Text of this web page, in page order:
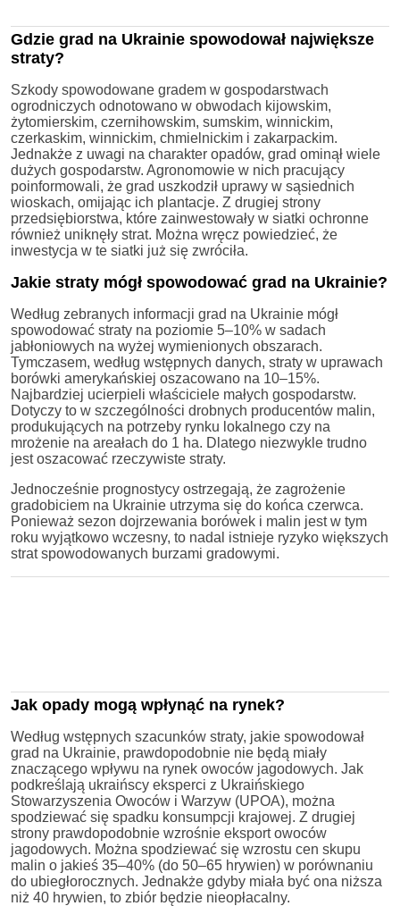
Gdzie grad na Ukrainie spowodował największe
straty?
Szkody spowodowane gradem w gospodarstwach
ogrodniczych odnotowano w obwodach kijowskim,
żytomierskim, czernihowskim, sumskim, winnickim,
czerkaskim, winnickim, chmielnickim i zakarpackim.
Jednakże z uwagi na charakter opadów, grad ominął wiele
dużych gospodarstw. Agronomowie w nich pracujący
poinformowali, że grad uszkodził uprawy w sąsiednich
wioskach, omijając ich plantacje. Z drugiej strony
przedsiębiorstwa, które zainwestowały w siatki ochronne
również uniknęły strat. Można wręcz powiedzieć, że
inwestycja w te siatki już się zwróciła.
Jakie straty mógł spowodować grad na Ukrainie?
Według zebranych informacji grad na Ukrainie mógł
spowodować straty na poziomie 5–10% w sadach
jabłoniowych na wyżej wymienionych obszarach.
Tymczasem, według wstępnych danych, straty w uprawach
borówki amerykańskiej oszacowano na 10–15%.
Najbardziej ucierpieli właściciele małych gospodarstw.
Dotyczy to w szczególności drobnych producentów malin,
produkujących na potrzeby rynku lokalnego czy na
mrożenie na areałach do 1 ha. Dlatego niezwykle trudno
jest oszacować rzeczywiste straty.
Jednocześnie prognostycy ostrzegają, że zagrożenie
gradobiciem na Ukrainie utrzyma się do końca czerwca.
Ponieważ sezon dojrzewania borówek i malin jest w tym
roku wyjątkowo wczesny, to nadal istnieje ryzyko większych
strat spowodowanych burzami gradowymi.
Jak opady mogą wpłynąć na rynek?
Według wstępnych szacunków straty, jakie spowodował
grad na Ukrainie, prawdopodobnie nie będą miały
znaczącego wpływu na rynek owoców jagodowych. Jak
podkreślają ukraińscy eksperci z Ukraińskiego
Stowarzyszenia Owoców i Warzyw (UPOA), można
spodziewać się spadku konsumpcji krajowej. Z drugiej
strony prawdopodobnie wzrośnie eksport owoców
jagodowych. Można spodziewać się wzrostu cen skupu
malin o jakieś 35–40% (do 50–65 hrywien) w porównaniu
do ubiegłorocznych. Jednakże gdyby miała być ona niższa
niż 40 hrywien, to zbiór będzie nieopłacalny.